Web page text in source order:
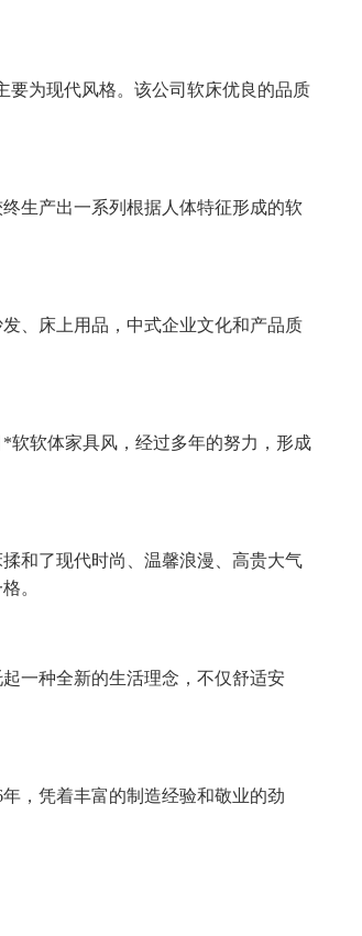
要为现代风格。该公司软床优良的品质
生产出一系列根据人体特征形成的软
、床上用品，中式企业文化和产品质
软软体家具风，经过多年的努力，形成
和了现代时尚、温馨浪漫、高贵大气
。
一种全新的生活理念，不仅舒适安
，凭着丰富的制造经验和敬业的劲